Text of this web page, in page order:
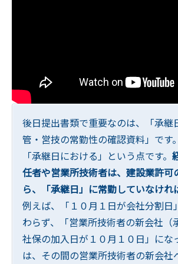
後日提出書類で重要なのは、「承継
管・営技の常勤性の確認資料」です
「承継日における」という点です。
任者や営業所技術者は、建設業許可
ら、「承継日」に常勤していなけれ
例えば、「１０月１日が会社分割日
わらず、「営業所技術者の新会社（
社保の加入日が１０月１０日」にな
は、その間の営業所技術者の新会社